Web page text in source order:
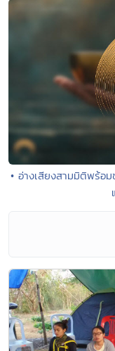
• อ่างเสียงสามมิติพร้อ